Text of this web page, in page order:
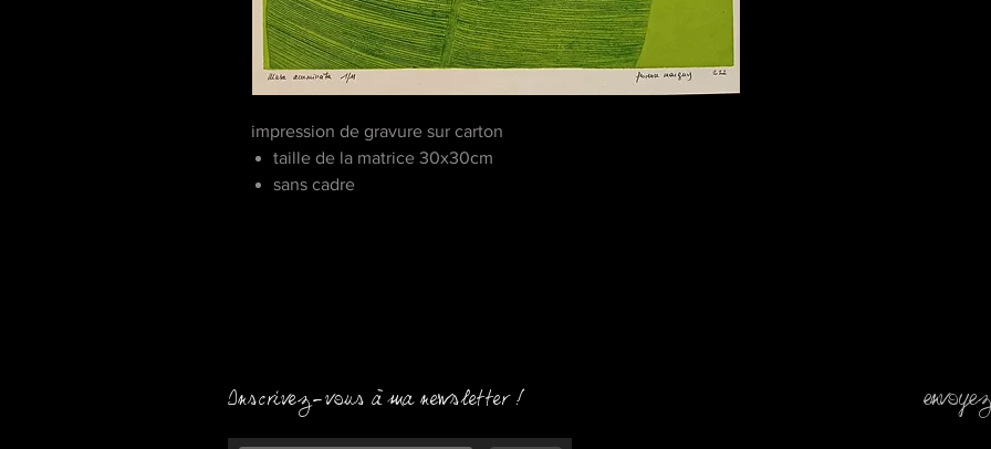
impression de gravure sur carton
taille de la matrice 30x30cm
sans cadre
Inscrivez-vous à ma newsletter !